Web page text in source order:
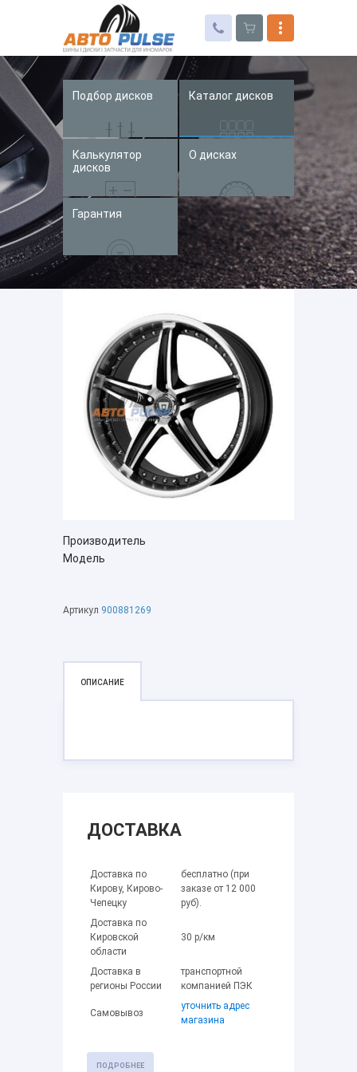
Автошины
Колесные диски
Запчасти для иномарок
Услуги
Доставка и оплата
Контакты
Подбор дисков Каталог дисков
Калькулятор
дисков
О дисках
Гарантия
Производитель
Модель
Артикул 900881269
ОПИСАНИЕ
ДОСТАВКА
Доставка по
Кирову, Кирово-
Чепецку
бесплатно (при
заказе от 12 000
руб).
Доставка по
Кировской
области
30 р/км
Доставка в
регионы России
транспортной
компанией ПЭК
Самовывоз
уточнить адрес
магазина
ПОДРОБНЕЕ